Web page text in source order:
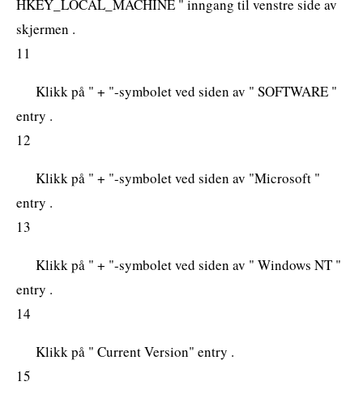
HKEY_LOCAL_MACHINE " inngang til venstre side av
skjermen .
11
Klikk på " + "-symbolet ved siden av " SOFTWARE "
entry .
12
Klikk på " + "-symbolet ved siden av "Microsoft "
entry .
13
Klikk på " + "-symbolet ved siden av " Windows NT "
entry .
14
Klikk på " Current Version" entry .
15